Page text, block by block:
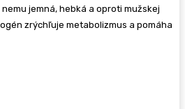
jemná, hebká a oproti mužskej
zrýchľuje metabolizmus a pomáha